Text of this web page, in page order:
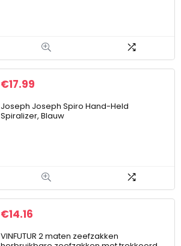
€17.99
Joseph Joseph Spiro Hand-Held
Spiralizer, Blauw
€14.16
VINFUTUR 2 maten zeefzakken